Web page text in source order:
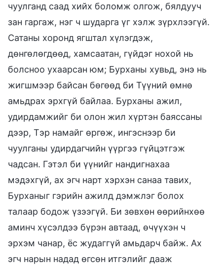
чуулганд саад хийх боломж олгож, бялдууч
зан гаргаж, нэг ч шударга үг хэлж зүрхлээгүй.
Сатаны хоронд ягштал хүлэгдэж,
дөнгөлөгдөөд, хамсаатан, гүйдэг нохой нь
болсноо ухаарсан юм; Бурханы хувьд, энэ нь
жигшмээр байсан бөгөөд би Түүний өмнө
амьдрах эрхгүй байлаа. Бурханы ажил,
удирдамжийг би олон жил хүртэн баяссаны
дээр, Тэр намайг өргөж, ингэснээр би
чуулганы удирдагчийн үүргээ гүйцэтгэж
чадсан. Гэтэл би үүнийг нандигнахаа
мэдэхгүй, ах эгч нарт хэрхэн санаа тавих,
Бурханыг гэрийн ажилд дэмжлэг болох
талаар бодож үзээгүй. Би зөвхөн өөрийнхөө
аминч хүсэлдээ бүрэн автаад, өчүүхэн ч
эрхэм чанар, ёс жудаггүй амьдарч байж. Ах
эгч нарын надад өгсөн итгэлийг дааж